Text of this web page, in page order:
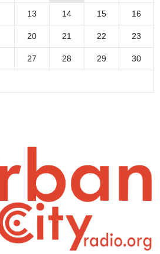
13 14 15 16
20 21 22 23
27 28 29 30